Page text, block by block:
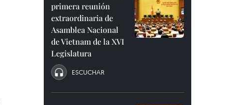
primera reunión
extraordinaria de
Asamblea Nacional
de Vietnam de la XVI
Legislatura
ESCUCHAR